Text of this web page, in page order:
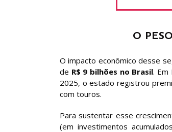
O
O impacto econômico desse
de R$ 9 bilhões no Brasil. Em
2025, o estado registrou
com touros.
Para sustentar esse
(em investimentos